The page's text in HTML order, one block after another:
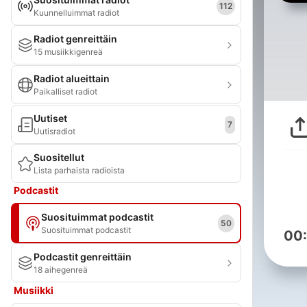
Kuunnelluimmat radiot
112
Radiot genreittäin
15 musiikkigenreä
Radiot alueittain
Paikalliset radiot
Uutiset
Uutisradiot
7
Suositellut
Lista parhaista radioista
Podcastit
Suosituimmat podcastit
Suosituimmat podcastit
50
Podcastit genreittäin
18 aihegenreä
Musiikki